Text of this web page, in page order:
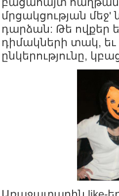
մրցակցության
դարձան: Թե ովքեր
դիմակների տակ, եւ
ընկերությունը,